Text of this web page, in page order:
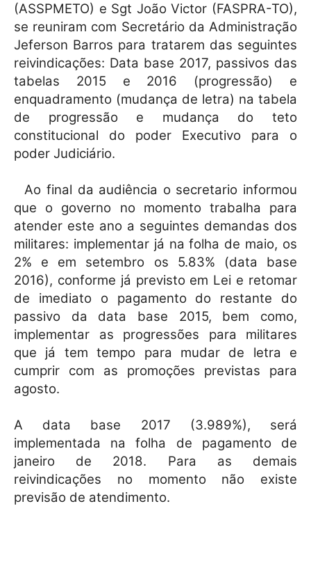
(ASSPMETO) e Sgt João Victor (FASPRA-TO),
se reuniram com Secretário da Administração
Jeferson Barros para tratarem das seguintes
reivindicações: Data base 2017, passivos das
tabelas 2015 e 2016 (progressão) e
enquadramento (mudança de letra) na tabela
de progressão e mudança do teto
constitucional do poder Executivo para o
poder Judiciário.
Ao final da audiência o secretario informou
que o governo no momento trabalha para
atender este ano a seguintes demandas dos
militares: implementar já na folha de maio, os
2% e em setembro os 5.83% (data base
2016), conforme já previsto em Lei e retomar
de imediato o pagamento do restante do
passivo da data base 2015, bem como,
implementar as progressões para militares
que já tem tempo para mudar de letra e
cumprir com as promoções previstas para
agosto.
A data base 2017 (3.989%), será
implementada na folha de pagamento de
janeiro de 2018. Para as demais
reivindicações no momento não existe
previsão de atendimento.